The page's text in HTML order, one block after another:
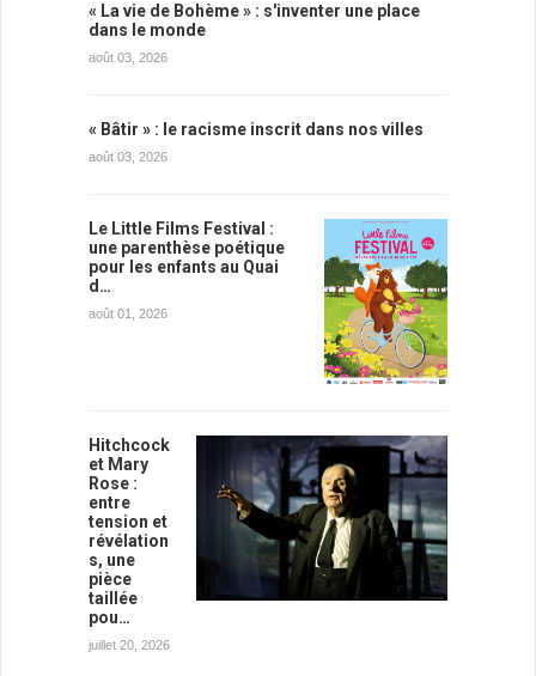
« La vie de Bohème » : s'inventer une place
dans le monde
août 03, 2026
« Bâtir » : le racisme inscrit dans nos villes
août 03, 2026
Le Little Films Festival :
une parenthèse poétique
pour les enfants au Quai
d…
août 01, 2026
Hitchcock
et Mary
Rose :
entre
tension et
révélation
s, une
pièce
taillée
pou…
juillet 20, 2026